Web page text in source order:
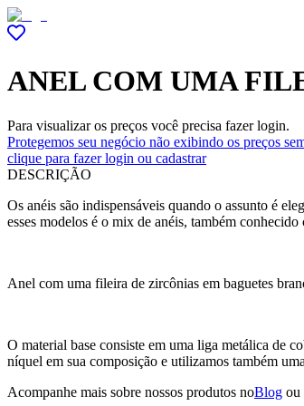
ANEL COM UMA
Para visualizar os preços você precisa fazer login.
Protegemos seu negócio não exibindo os preços
clique para fazer login ou cadastrar
DESCRIÇÃO
Os anéis são indispensáveis quando o assunto é
esses modelos é o mix de anéis, também
Anel com uma fileira de zircônias em baguetes
O material base consiste em uma liga metálica de
níquel em sua composição e utilizamos também
Acompanhe mais sobre nossos produtos noBlog ou